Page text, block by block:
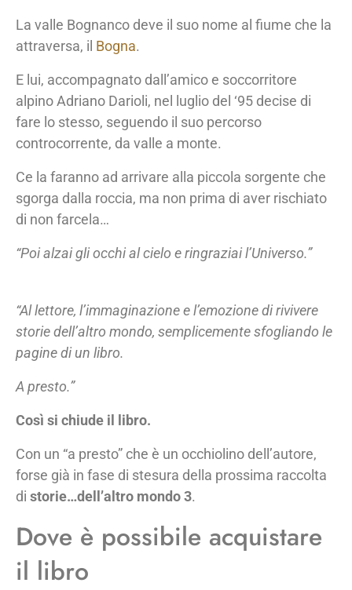
La valle Bognanco deve il suo nome al fiume che la
attraversa, il Bogna.
E lui, accompagnato dall’amico e soccorritore
alpino Adriano Darioli, nel luglio del ‘95 decise di
fare lo stesso, seguendo il suo percorso
controcorrente, da valle a monte.
Ce la faranno ad arrivare alla piccola sorgente che
sgorga dalla roccia, ma non prima di aver rischiato
di non farcela…
“Poi alzai gli occhi al cielo e ringraziai l’Universo.”
“Al lettore, l’immaginazione e l’emozione di rivivere
storie dell’altro mondo, semplicemente sfogliando le
pagine di un libro.
A presto.”
Così si chiude il libro.
Con un “a presto” che è un occhiolino dell’autore,
forse già in fase di stesura della prossima raccolta
di storie…dell’altro mondo 3.
Dove è possibile acquistare
il libro